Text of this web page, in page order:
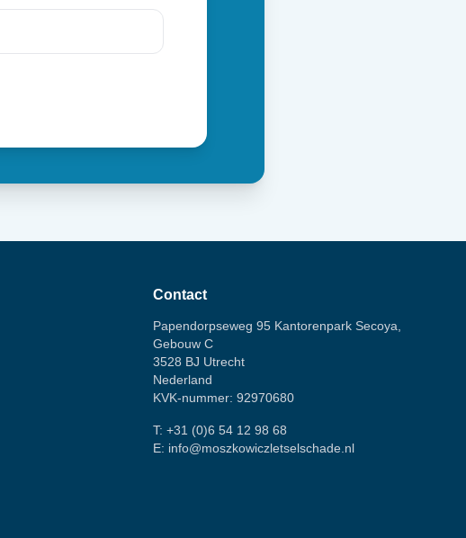
Contact
Papendorpseweg 95 Kantorenpark Secoya,
Gebouw C
3528 BJ Utrecht
Nederland
KVK-nummer: 92970680
T: +31 (0)6 54 12 98 68
E: info@moszkowiczletselschade.nl